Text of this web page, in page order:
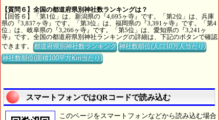
【質問６】全国の都道府県別神社数ランキングは？
【回答６】「第1位」は、新潟県の『4,695ヶ寺』です。「第2位」は、兵庫
県の『3,837ヶ寺』です。「第3位」は、福岡県の『3,391ヶ寺』です。「第4
位」は、岐阜県の『3,266ヶ寺』です。「第5位」は、愛知県の『3,241ヶ
寺』です。全国の都道府県別神社ランキングの詳細は、下記のボタンで確認
できます。都道府県別神社数ランキング 神社数順位(人口10万人当たり)
神社数順位(面積100平方Km当たり)
スマートフォンではQRコードで読み込む
このページをスマートフォンなどから読み込む場合